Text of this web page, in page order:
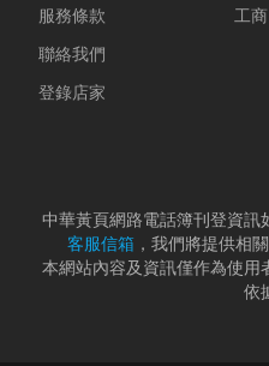
服務條款
聯絡我們
登錄店家
工
中華黃頁網路電話簿刊登資訊
客服信箱 ，我們將提供相
本網站內容及資訊僅作為使用
依